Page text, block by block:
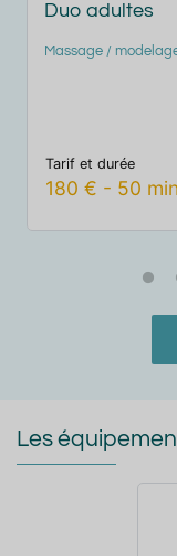
Duo adulte/
Massage /
Tarif et durée
140 € - 40
Les